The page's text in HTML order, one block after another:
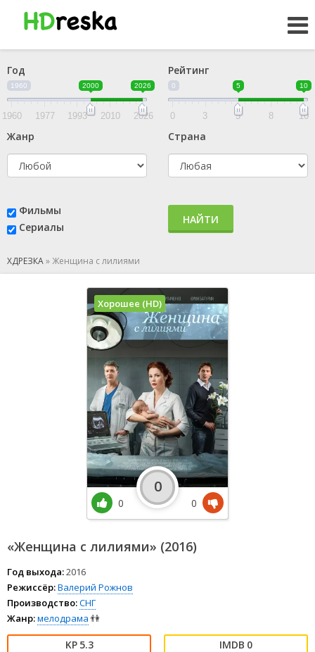
Год
1960 2000 2026
1960 1977 1993 2010 2026
Рейтинг
0 5 10
0 3 5 8 10
Жанр Страна
Фильмы
Сериалы
НАЙТИ
ХДРЕЗКА»Женщина с лилиями
«Женщина с лилиями» (2016)
Год выхода:2016
Режиссёр:Валерий Рожнов
Производство:СНГ
Жанр:мелодрама 👫
5.3 0
Хорошее (HD)
0
0
0